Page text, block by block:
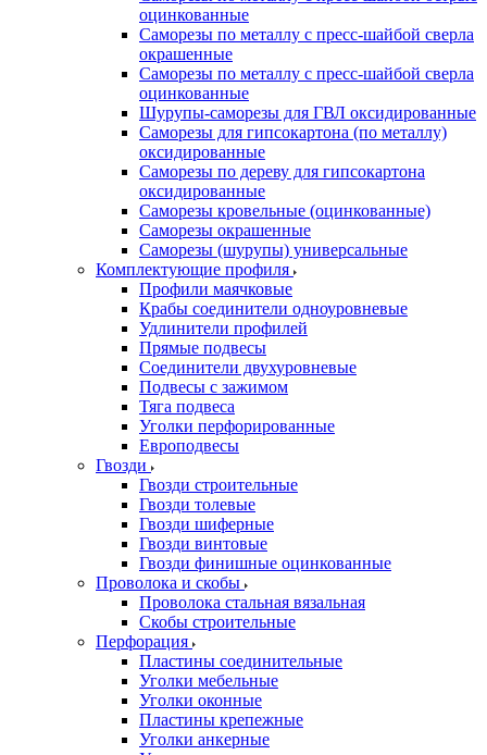
оцинкованные
Саморезы по металлу с пресс-шайбой сверла
окрашенные
Саморезы по металлу с пресс-шайбой сверла
оцинкованные
Шурупы-саморезы для ГВЛ оксидированные
Саморезы для гипсокартона (по металлу)
оксидированные
Саморезы по дереву для гипсокартона
оксидированные
Саморезы кровельные (оцинкованные)
Саморезы окрашенные
Саморезы (шурупы) универсальные
Комплектующие профиля
Профили маячковые
Крабы соединители одноуровневые
Удлинители профилей
Прямые подвесы
Соединители двухуровневые
Подвесы с зажимом
Тяга подвеса
Уголки перфорированные
Европодвесы
Гвозди
Гвозди строительные
Гвозди толевые
Гвозди шиферные
Гвозди винтовые
Гвозди финишные оцинкованные
Проволока и скобы
Проволока стальная вязальная
Скобы строительные
Перфорация
Пластины соединительные
Уголки мебельные
Уголки оконные
Пластины крепежные
Уголки анкерные